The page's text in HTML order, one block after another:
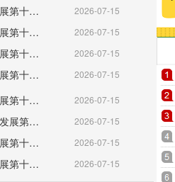
（福建省）南平市国民经济和社会发展第十五个五年规划纲要 2026-07-15
（湖北省）随州市国民经济和社会发展第十五个五年规划纲要 2026-07-15
（辽宁省）大连市国民经济和社会发展第十五个五年规划纲要 2026-07-15
（天津市）河北区国民经济和社会发展第十五个五年规划纲要 2026-07-15
（北京市）密云区国民经济和社会发展第十五个五年规划纲要 2026-07-15
（北京市）门头沟区国民经济和社会发展第十五个五年规划纲要 2026-07-15
（北京市）房山区国民经济和社会发展第十五个五年规划纲要 2026-07-15
（北京市）东城区国民经济和社会发展第十五个五年规划纲要 2026-07-15